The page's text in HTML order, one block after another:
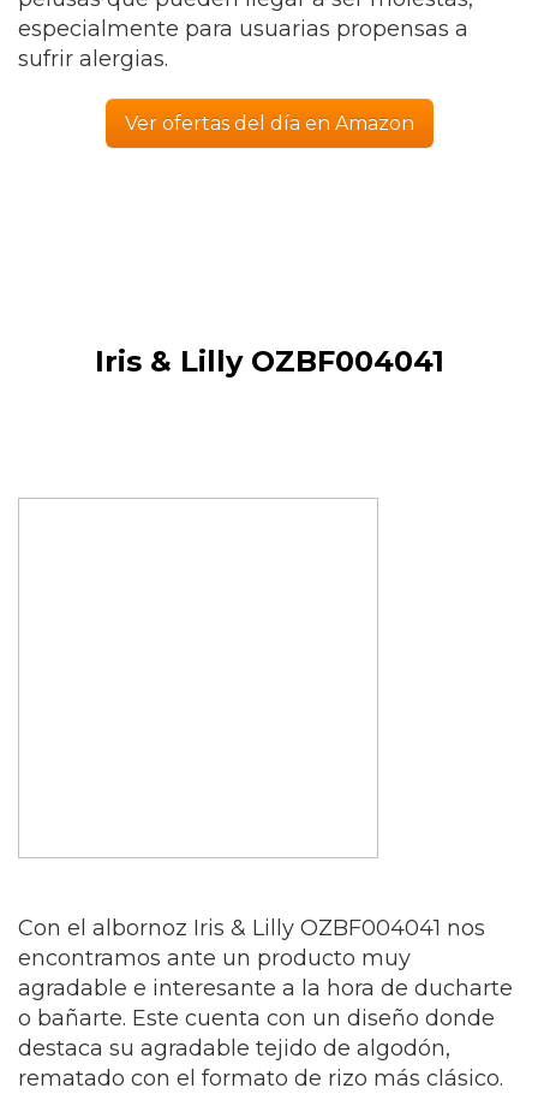
especialmente para usuarias propensas a
sufrir alergias.
Ver ofertas del día en Amazon
Iris & Lilly OZBF004041
Con el albornoz Iris & Lilly OZBF004041 nos
encontramos ante un producto muy
agradable e interesante a la hora de ducharte
o bañarte. Este cuenta con un diseño donde
destaca su agradable tejido de algodón,
rematado con el formato de rizo más clásico.